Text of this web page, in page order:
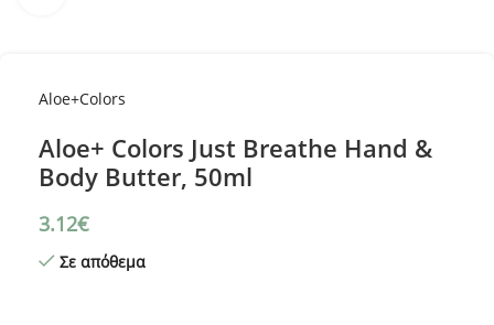
Aloe+Colors
Aloe+ Colors Just Breathe Hand &
Body Butter, 50ml
3.12€
Σε απόθεμα